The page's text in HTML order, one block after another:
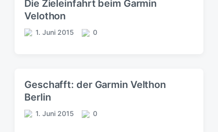
Die Zieleinfahrt beim Garmin
Velothon
V
f
e
n
t
1. Juni 2015
K
n
r
0
Geschafft: der Garmin Velthon
Berlin
V
1. Juni 2015
K
0